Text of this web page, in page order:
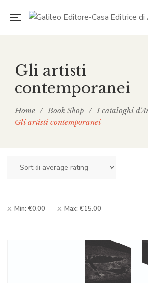
Gli artisti
contemporanei
Home / Book Shop / I cataloghi
Gli artisti contemporanei
Min: €0.00 Max: €15.00